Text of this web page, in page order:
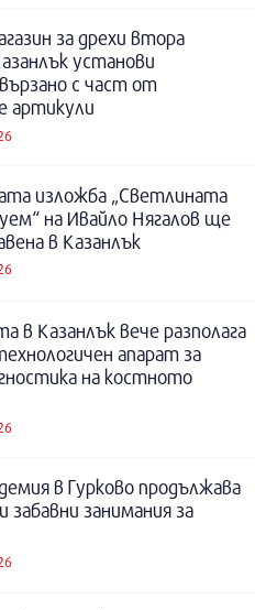
за дрехи втора
установи
с част от
артикули
изложба „Светлината
на Ивайло Нягалов ще
в Казанлък
в Казанлък вече разполага
апарат за
на костното
в Гурково продължава
забавни занимания за